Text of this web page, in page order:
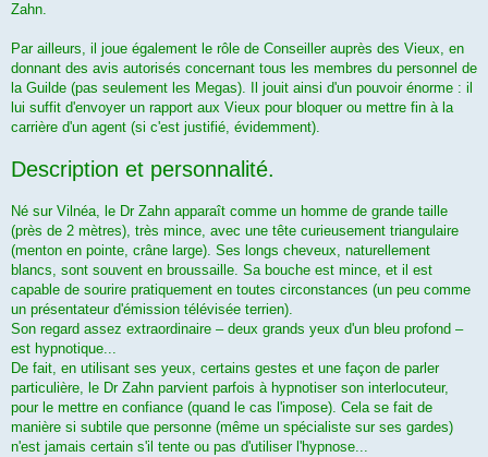
Zahn.
Par ailleurs, il joue également le rôle de Conseiller auprès des Vieux, en
donnant des avis autorisés concernant tous les membres du personnel de
la Guilde (pas seulement les Megas). Il jouit ainsi d'un pouvoir énorme : il
lui suffit d'envoyer un rapport aux Vieux pour bloquer ou mettre fin à la
carrière d'un agent (si c'est justifié, évidemment).
Description et personnalité.
Né sur Vilnéa, le Dr Zahn apparaît comme un homme de grande taille
(près de 2 mètres), très mince, avec une tête curieusement triangulaire
(menton en pointe, crâne large). Ses longs cheveux, naturellement
blancs, sont souvent en broussaille. Sa bouche est mince, et il est
capable de sourire pratiquement en toutes circonstances (un peu comme
un présentateur d'émission télévisée terrien).
Son regard assez extraordinaire – deux grands yeux d'un bleu profond –
est hypnotique...
De fait, en utilisant ses yeux, certains gestes et une façon de parler
particulière, le Dr Zahn parvient parfois à hypnotiser son interlocuteur,
pour le mettre en confiance (quand le cas l'impose). Cela se fait de
manière si subtile que personne (même un spécialiste sur ses gardes)
n'est jamais certain s'il tente ou pas d'utiliser l'hypnose...